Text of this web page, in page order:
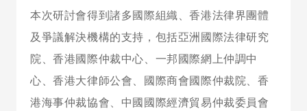
本次研討會得到諸多國際組織、香港法律界團體
及爭議解決機構的支持，包括亞洲國際法律研究
院、香港國際仲裁中心、一邦國際網上仲調中
心、香港大律師公會、國際商會國際仲裁院、香
港海事仲裁協會、中國國際經濟貿易仲裁委員會